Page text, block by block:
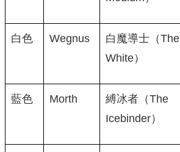
白色 Wegnus
白魔導士（The
White）
藍色 Morth
縛冰者（The
Icebinder）